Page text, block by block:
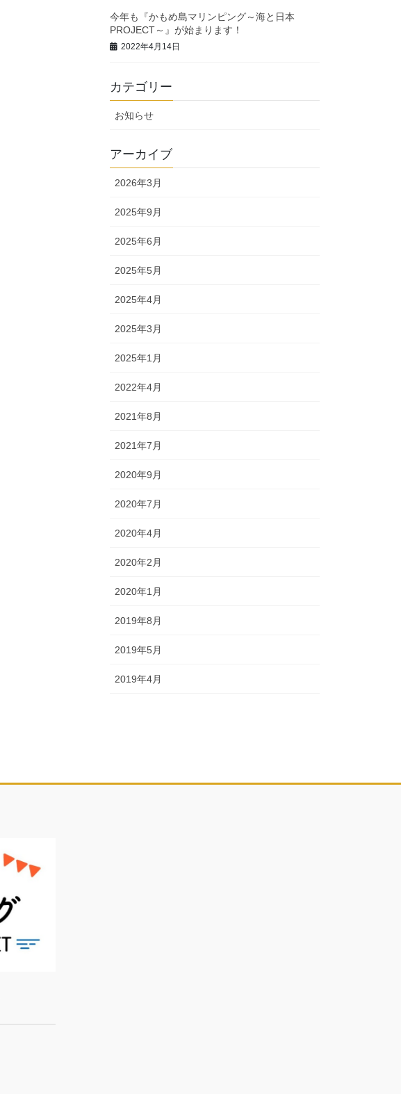
今年も『かもめ島マリンピング～海と日本
PROJECT～』が始まります！
2022年4月14日
カテゴリー
お知らせ
アーカイブ
2026年3月
2025年9月
2025年6月
2025年5月
2025年4月
2025年3月
2025年1月
2022年4月
2021年8月
2021年7月
2020年9月
2020年7月
2020年4月
2020年2月
2020年1月
2019年8月
2019年5月
2019年4月